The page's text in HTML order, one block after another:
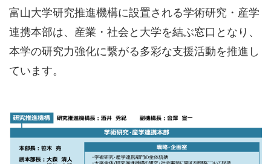
富山大学研究推進機構に設置される学術研究・産学
連携本部は、産業・社会と大学を結ぶ窓口となり、
本学の研究力強化に繋がる多彩な支援活動を推進し
ています。